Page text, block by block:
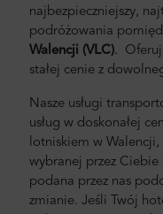
najbezpieczniejszy,
podróżowania
Walencji (VLC).
stałej cenie z
Nasze usługi
usług w doskonałej
lotniskiem w
wybranej przez
podana przez nas
zmianie. Jeśli Twój